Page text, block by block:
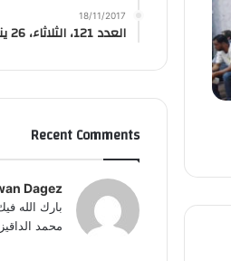
18/11/2017
العدد 121، الثلاثاء، 26 يناير 2016
Recent Comments
Dagez
بارك الله
محمد